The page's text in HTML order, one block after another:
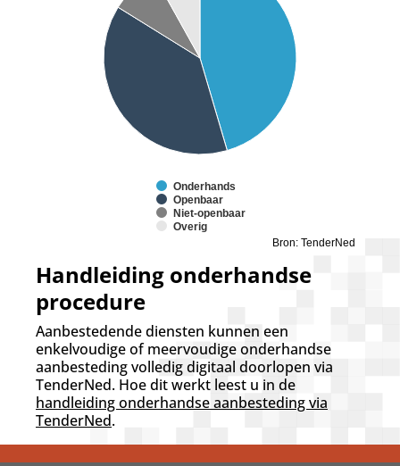
Onderhands
Openbaar
Niet-openbaar
Overig
Bron: TenderNed
Handleiding onderhandse
procedure
Aanbestedende diensten kunnen een
enkelvoudige of meervoudige onderhandse
aanbesteding volledig digitaal doorlopen via
TenderNed. Hoe dit werkt leest u in de
handleiding onderhandse aanbesteding via
TenderNed.